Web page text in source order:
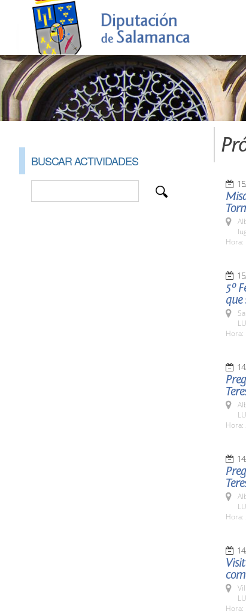
BUSCAR ACTIVIDADES
Hora:
5º
que
Hora:
Hora:
Hora:
Hora: